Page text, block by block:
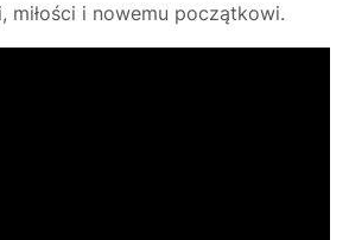
miłości i nowemu początkowi.